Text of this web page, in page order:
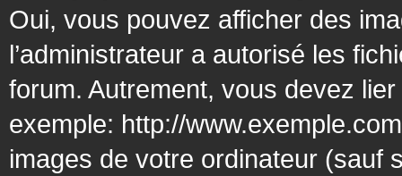
Oui, vous pouvez afficher des
l’administrateur a autorisé les
forum. Autrement, vous devez
exemple: http://
images de votre ordinateur (sauf